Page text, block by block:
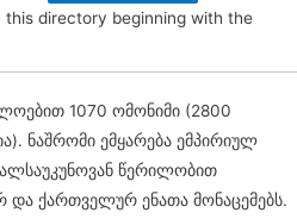
directory beginning with the
1070 ომონიმი (2800
ნაშრომი ემყარება ემპირიულ
წერილობით
ქართველურ ენათა მონაცემებს.